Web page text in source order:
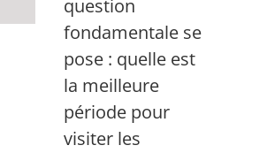
question
fondamentale se
pose : quelle est
la meilleure
période pour
visiter les